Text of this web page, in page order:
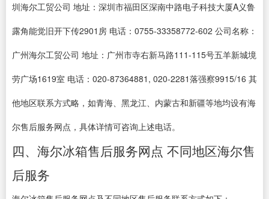
圳海尔工贸公司 地址：深圳市福田区深南中路电子科技大厦A义鲁
露角能觉旧开下传2901房 电话：0755-33358772-602 公司名称：
广州海尔工贸公司 地址：广州市寺右新马路111-115号五羊新城境
劳广场1619室 电话：020-87364881, 020-2281落强察9915/16 其
他地区联系方式略，如青海、黑龙江、内蒙古和新疆等地均设有海
尔售后服务网点，具体详情可咨询上述电话。
四、海尔冰箱售后服务网点 不同地区海尔售
后服务